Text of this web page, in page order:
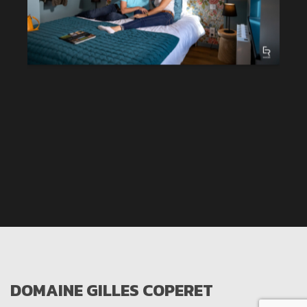
DOMAINE GILLES COPERET